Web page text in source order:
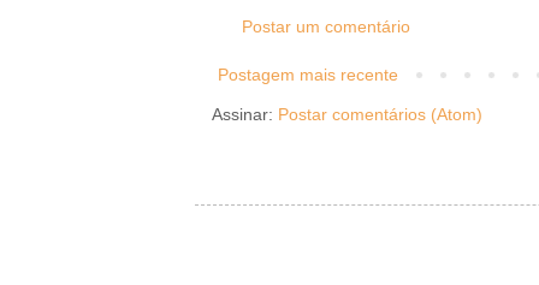
Postar um comentário
Postagem mais recente
Assinar: Postar comentários (Atom)